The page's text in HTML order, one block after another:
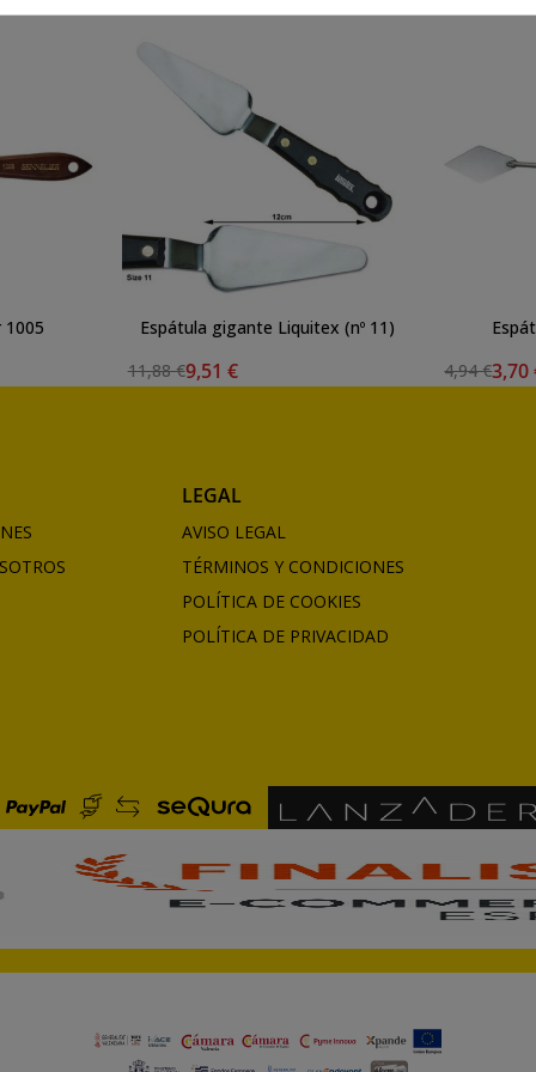
1005
Espátula gigante Liquitex (nº 11)
11,88 €9,51 €
4,94 €3,70
LEGAL
AVISO LEGAL
TÉRMINOS Y CONDICIONES
POLÍTICA DE COOKIES
POLÍTICA DE PRIVACIDAD